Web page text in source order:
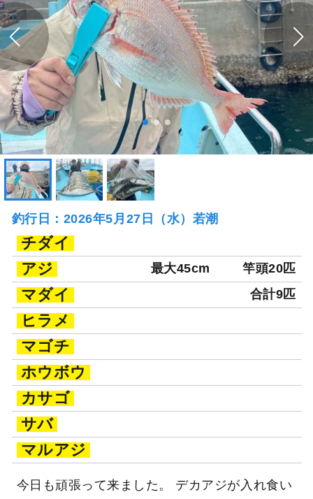
釣行日：2026年5月27日（水）若潮
チダイ
アジ
最大45cm 竿頭20匹
マダイ 合計9匹
ヒラメ
マゴチ
ホウボウ
カサゴ
サバ
マルアジ
今日も頑張って来ました。 デカアジが入れ食い